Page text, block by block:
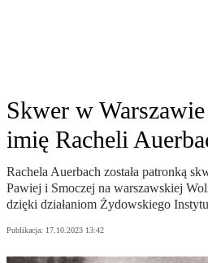
Skwer w
imię Racheli
Rachela Auerbach została patronką
Pawiej i Smoczej na warszawskiej
dzięki działaniom Żydowskiego
Publikacja: 17.10.2023 13:42